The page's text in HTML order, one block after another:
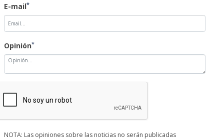
E-mail*
Opinión*
NOTA: Las opiniones sobre las noticias no serán publicadas